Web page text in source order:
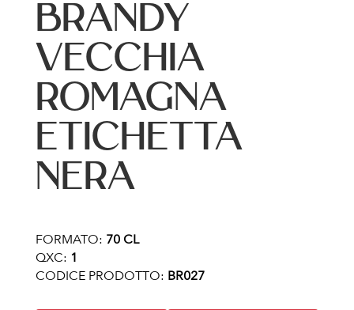
BRANDY
VECCHIA
ROMAGNA
ETICHETTA
NERA
FORMATO: 70 CL
QXC: 1
CODICE PRODOTTO: BR027